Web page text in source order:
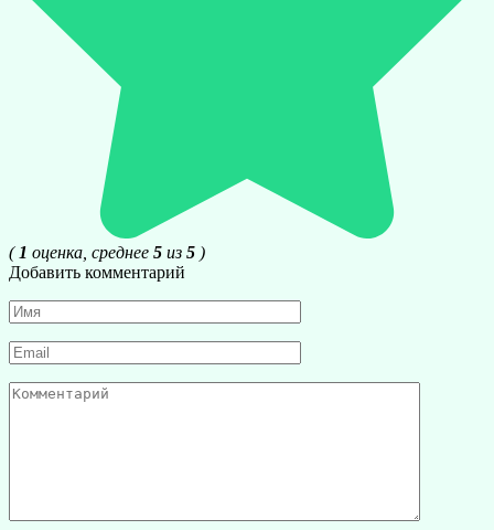
( 1 оценка, среднее 5 из 5 )
Добавить комментарий
Имя
*
Email
*
Комментарий